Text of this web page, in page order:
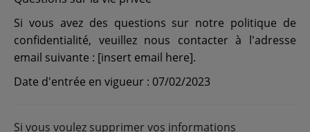
Si vous avez des questions sur notre politique de
confidentialité, veuillez nous contacter à l'adresse
email suivante : [insert email here].
Date d'entrée en vigueur : 07/02/2023
Si vous voulez supprimer vos informations